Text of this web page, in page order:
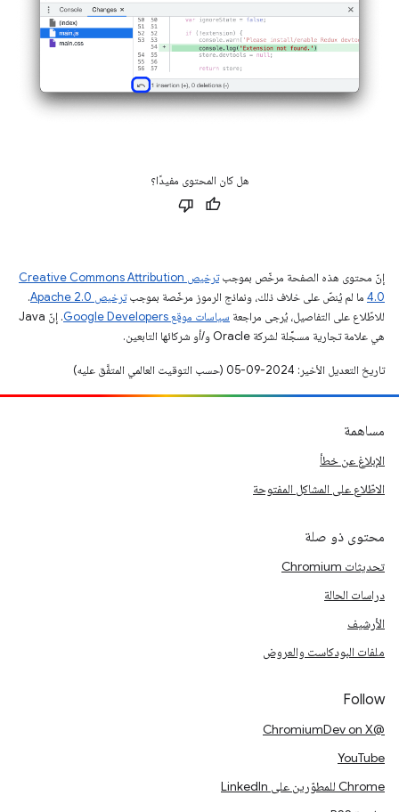
هل كان المحتوى مفيدًا؟
إنّ محتوى هذه الصفحة مرخّص بموجب
ترخيص Creative Commons Attribution
4.0‏ ما لم يُنصّ على خلاف ذلك، ونماذج الرموز مرخّصة بموجبترخيص Apache 2.0‏
.
للاطّلاع على التفاصيل، يُرجى مراجعة سياسات موقع Google Developers‏
. إنّ Java
هي علامة تجارية مسجَّلة لشركة Oracle و/أو شركائها التابعين.
تاريخ التعديل الأخير: 2024-09-05 (حسب التوقيت العالمي المتفَّق عليه)
مساهمة
الإبلاغ عن خطأ
الاطّلاع على المشاكل المفتوحة
محتوى ذو صلة
تحديثات Chromium
دراسات الحالة
الأرشيف
ملفات البودكاست والعروض
Follow
@ChromiumDev on X
YouTube
Chrome للمطوّرين على LinkedIn